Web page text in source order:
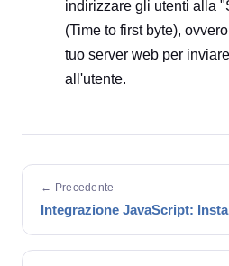
indirizzare gli utenti alla
(Time to first byte),
tuo server web per
all'utente.
← Precedente
Integrazione JavaScript: